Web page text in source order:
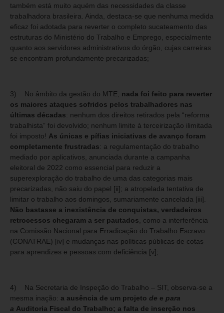
também está muito aquém das necessidades da classe
trabalhadora brasileira. Ainda, destaca-se que nenhuma medida
eficaz foi adotada para reverter o completo sucateamento das
estruturas do Ministério do Trabalho e Emprego, especialmente
quanto aos servidores administrativos do órgão, cujas carreiras
se encontram profundamente precarizadas;
3) No âmbito da gestão do MTE, nada foi feito para reverter
os maiores ataques sofridos pelos trabalhadores nas
últimas décadas: nenhum dos direitos retirados pela “reforma
trabalhista” foi devolvido; nenhum limite à terceirização ilimitada
foi imposto! As únicas e pífias iniciativas de avanço foram
completamente frustradas: a regulamentação do trabalho
mediado por aplicativos, anunciada durante a campanha
eleitoral de 2022 como essencial para reduzir a
superexploração do trabalho de uma das categorias mais
precarizadas, não saiu do papel [ii]; a atropelada tentativa de
limitar o trabalho aos domingos, sumariamente cancelada [iii]
Não bastasse a inexistência de conquistas, verdadeiros
retrocessos chegaram a ser pautados , como a interferência
na Comissão Nacional para Erradicação do Trabalho Escravo
(CONATRAE) [iv] e mudanças nas políticas públicas de cotas
para aprendizes e pessoas com deficiência [v];
4) Na Secretaria de Inspeção do Trabalho – SIT, observa-se a
mesma inação: a ausência de um projeto de e para
a Auditoria Fiscal do Trabalho; a falta de inserção nos